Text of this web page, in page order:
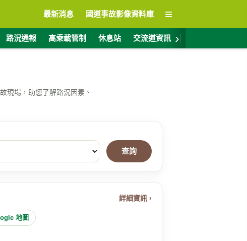
最新消息 國道事故影像資料庫 ≡
路況通報 高乘載管制 休息站 交流道資訊 ›
現場，助您了解路況因素、
查詢
詳細資訊 ›
地圖